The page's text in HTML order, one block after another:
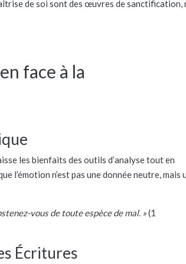
de soi sont des œuvres de sanctification,
face à la
les bienfaits des outils d’analyse tout en
l’émotion n’est pas une donnée neutre, mais
vous de toute espèce de mal. »(1
Écritures